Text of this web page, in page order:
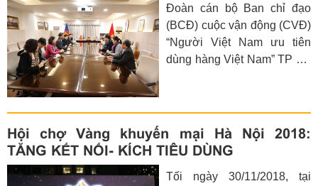
cuộc vận động.
Đoàn cán bộ Ban chỉ đạo
(BCĐ) cuộc vận động (CVĐ)
“Người Việt Nam ưu tiên
dùng hàng Việt Nam” TP Hà
ban MTTQ Việt Nam TP Hà
Nội, Phó Trưởng BCĐ CVĐ
TP làm Trưởng đoàn đi
tại Hàn Quốc.
Hội chợ Vàng khuyến mại Hà Nội 2018:
TĂNG KẾT NỐI- KÍCH TIÊU DÙNG
Tối ngày 30/11/2018, tại